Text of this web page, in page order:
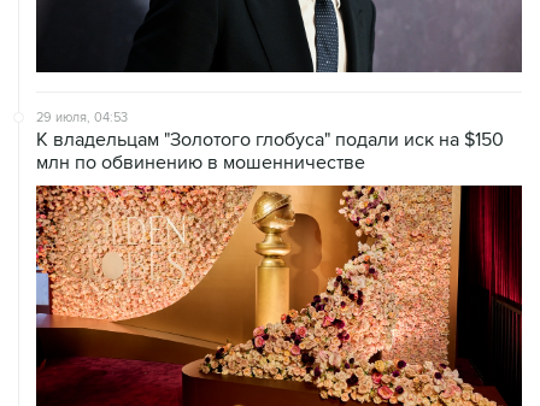
29 июля, 04:53
К владельцам "Золотого глобуса" подали иск на $150
млн по обвинению в мошенничестве